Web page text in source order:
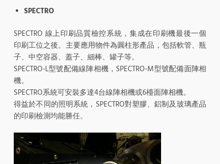
SPECTRO
SPECTRO 線上印刷品質檢控系統，集成在印刷機最後一個
印刷工位之後。主要應用物件為圓柱形產品，包括軟管、瓶
子、中空容器、蓋子、細棒、罐子等。
SPECTRO-L型號配備線陣相機，SPECTRO-M型號配備面陣相
機。
SPECTRO系統可安裝多達4台線陣相機或6檯面陣相機。
得益於不同的照明系統，SPECTRO對塑膠、鋁制及玻璃產品
的印刷檢測均能勝任。